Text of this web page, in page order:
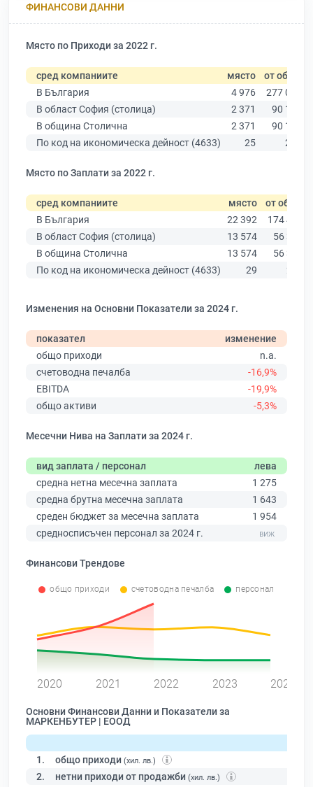
ФИНАНСОВИ ДАННИ
Място по Приходи за 2022 г.
сред компаниите място от общо
В България
4 976
277 019
В област София (столица)
2 371
90 178
В община Столична
2 371
90 178
По код на икономическа дейност (4633)
25 291
Място по Заплати за 2022 г.
сред компаниите място от общо
В България
22 392
174 403
В област София (столица)
13 574
56 378
В община Столична
13 574
56 378
По код на икономическа дейност (4633)
29 225
Изменения на Основни Показатели за 2024 г.
показател
изменение
общо приходи
n.a.
счетоводна печалба
-16,9%
EBITDA
-19,9%
общо активи
-5,3%
Месечни Нива на Заплати за 2024 г.
вид заплата / персонал
лева
средна нетна месечна заплата
1 275
средна брутна месечна заплата
1 643
среден бюджет за месечна заплата
1 954
средносписъчен персонал за 2024 г.
Финансови Трендове
общо приходи счетоводна печалба персонал
2020 2021 2022 2023 2024
Основни Финансови Данни и Показатели за
МАРКЕНБУТЕР | ЕООД
1. общо приходи (хил. лв.)
2. нетни приходи от продажби (хил. лв.)